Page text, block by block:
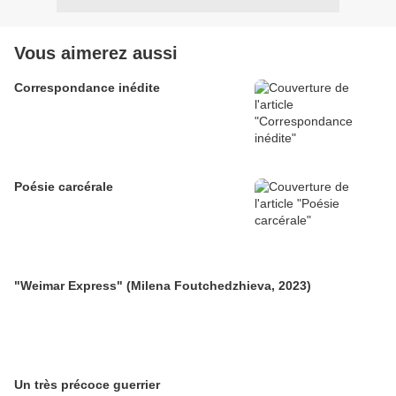
Vous aimerez aussi
Correspondance inédite
Poésie carcérale
"Weimar Express" (Milena Foutchedzhieva, 2023)
Un très précoce guerrier